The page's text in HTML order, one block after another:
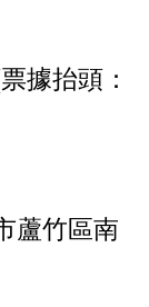
據抬頭：
蘆竹區南